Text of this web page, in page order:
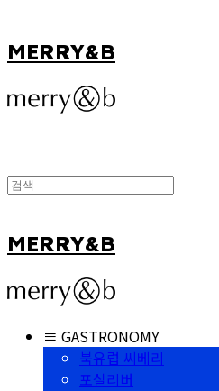
MERRY&B
MERRY&B
≡ GASTRONOMY
북유럽 씨베리
포실리버